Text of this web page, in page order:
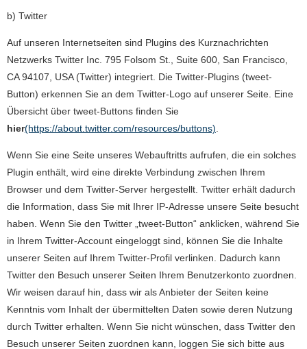
b) Twitter
Auf unseren Internetseiten sind Plugins des Kurznachrichten
Netzwerks Twitter Inc. 795 Folsom St., Suite 600, San Francisco,
CA 94107, USA (Twitter) integriert. Die Twitter-Plugins (tweet-
Button) erkennen Sie an dem Twitter-Logo auf unserer Seite. Eine
Übersicht über tweet-Buttons finden Sie
hier(https://about.twitter.com/resources/buttons).
Wenn Sie eine Seite unseres Webauftritts aufrufen, die ein solches
Plugin enthält, wird eine direkte Verbindung zwischen Ihrem
Browser und dem Twitter-Server hergestellt. Twitter erhält dadurch
die Information, dass Sie mit Ihrer IP-Adresse unsere Seite besucht
haben. Wenn Sie den Twitter „tweet-Button“ anklicken, während Sie
in Ihrem Twitter-Account eingeloggt sind, können Sie die Inhalte
unserer Seiten auf Ihrem Twitter-Profil verlinken. Dadurch kann
Twitter den Besuch unserer Seiten Ihrem Benutzerkonto zuordnen.
Wir weisen darauf hin, dass wir als Anbieter der Seiten keine
Kenntnis vom Inhalt der übermittelten Daten sowie deren Nutzung
durch Twitter erhalten. Wenn Sie nicht wünschen, dass Twitter den
Besuch unserer Seiten zuordnen kann, loggen Sie sich bitte aus